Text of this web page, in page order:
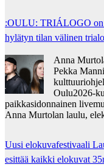
:OULU: TRIÁLOGO on
hylätyn tilan välinen
Anna
Pekka
Oulu2026-
paikkasidonnainen
Anna Murtolan laulu,
Uusi elokuvafestivaali
esittää kaikki elokuvat